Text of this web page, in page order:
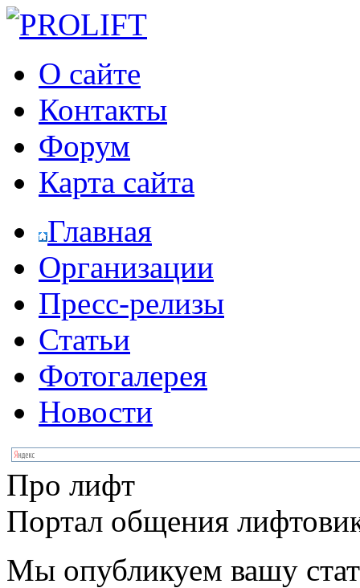
О сайте
Контакты
Форум
Карта сайта
Главная
Организации
Пресс-релизы
Статьи
Фотогалерея
Новости
Про лифт
Портал общения
Мы опубликуем вашу